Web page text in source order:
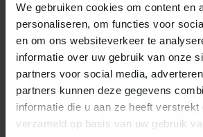
We gebruiken cookies om content en
personaliseren, om functies voor
en om ons websiteverkeer te
informatie over uw gebruik van onze
partners voor social media,
partners kunnen deze gegevens
informatie die u aan ze heeft verstrekt
verzameld op basis van uw gebruik